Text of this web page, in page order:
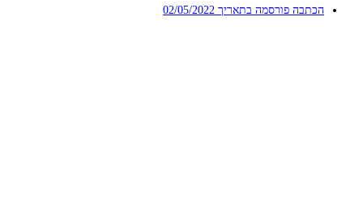
הכתבה פורסמה בתאריך 02/05/2022